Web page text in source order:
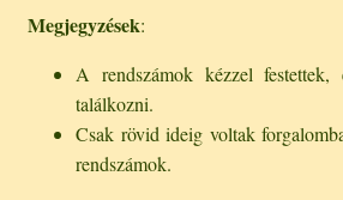
Megjegyzések:
A rendszámok kézzel
találkozni.
Csak rövid ideig voltak
rendszámok.